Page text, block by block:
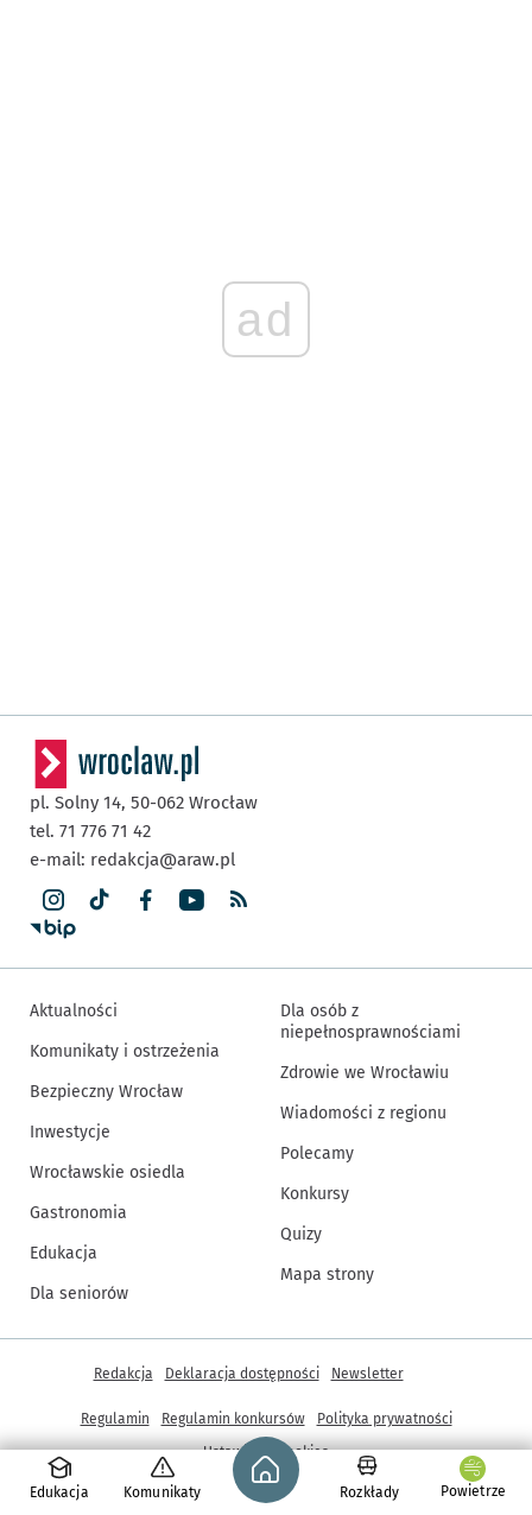
ad
Edukacja Komunikaty
Strona główna - wroclaw.pl
Rozkłady Powietrze
pl. Solny 14, 50-062 Wrocław
tel. 71 776 71 42
e-mail: redakcja@araw.pl
Aktualności
Komunikaty i ostrzeżenia
Bezpieczny Wrocław
Inwestycje
Wrocławskie osiedla
Gastronomia
Edukacja
Dla seniorów
Dla osób z
niepełnosprawnościami
Zdrowie we Wrocławiu
Wiadomości z regionu
Polecamy
Konkursy
Quizy
Mapa strony
© Copyright 2005-2026, ARAW S.A., Gmina Wrocław
Inne informacje
Redakcja Deklaracja dostępności Newsletter
Regulamin Regulamin konkursów
Polityka prywatności
Ustawienia cookies